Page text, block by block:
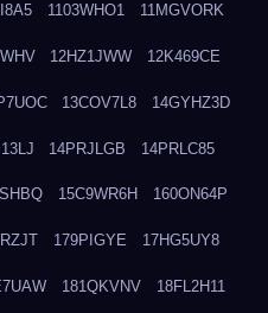
1103WHO1 11MGVORK
12HZ1JWW 12K469CE
13COV7L8 14GYHZ3D
14PRJLGB 14PRLC85
15C9WR6H 160ON64P
179PIGYE 17HG5UY8
181QKVNV 18FL2H11